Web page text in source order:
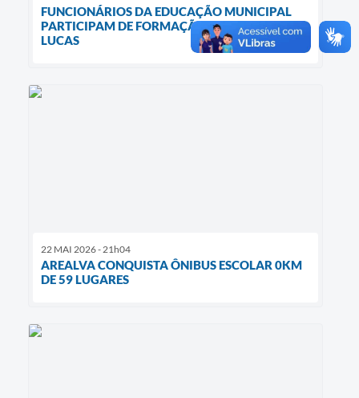
FUNCIONÁRIOS DA EDUCAÇÃO MUNICIPAL
PARTICIPAM DE FORMAÇÃO SOBRE A LEI
LUCAS
22 MAI 2026 - 21h04
AREALVA CONQUISTA ÔNIBUS ESCOLAR 0KM
DE 59 LUGARES